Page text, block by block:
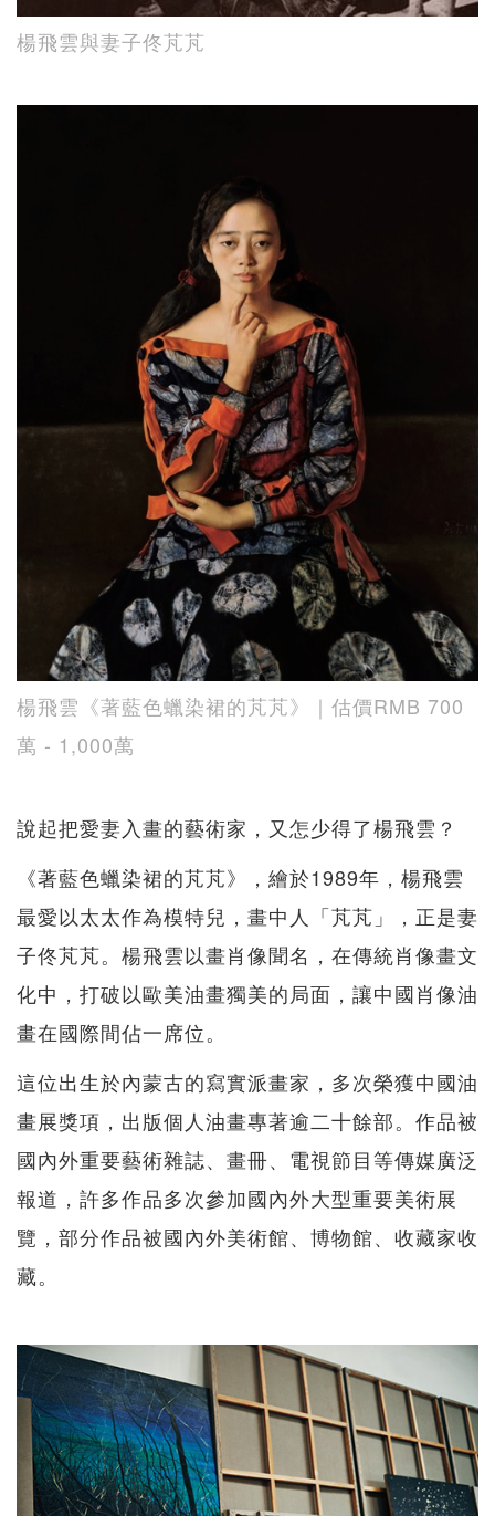
楊飛雲與妻子佟芃芃
楊飛雲《著藍色蠟染裙的芃芃》｜估價RMB 700
萬 - 1,000萬
說起把愛妻入畫的藝術家，又怎少得了楊飛雲？
《著藍色蠟染裙的芃芃》，繪於1989年，楊飛雲
最愛以太太作為模特兒，畫中人「芃芃」，正是妻
子佟芃芃。楊飛雲以畫肖像聞名，在傳統肖像畫文
化中，打破以歐美油畫獨美的局面，讓中國肖像油
畫在國際間佔一席位。
這位出生於內蒙古的寫實派畫家，多次榮獲中國油
畫展獎項，出版個人油畫專著逾二十餘部。作品被
國內外重要藝術雜誌、畫冊、電視節目等傳媒廣泛
報道，許多作品多次參加國內外大型重要美術展
覽，部分作品被國內外美術館、博物館、收藏家收
藏。